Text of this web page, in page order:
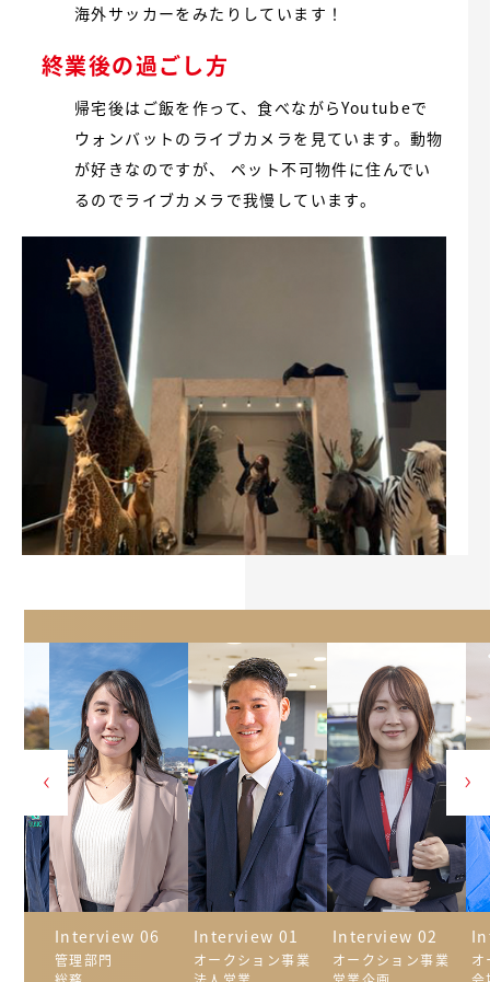
海外サッカーをみたりしています！
終業後の過ごし方
帰宅後はご飯を作って、食べながらYoutubeで
ウォンバットのライブカメラを見ています。動物
が好きなのですが、 ペット不可物件に住んでい
るのでライブカメラで我慢しています。
Interview 06
管理部門
Interview 01
オークション事業
Interview 02
オークション事業
オ